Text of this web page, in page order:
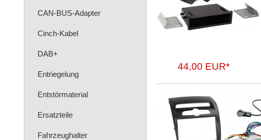
CAN-BUS-Adapter
Cinch-Kabel
DAB+
Entriegelung
Entstörmaterial
Ersatzteile
Fahrzeughalter
44,00 EUR*